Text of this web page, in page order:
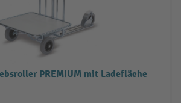
PREMIUM mit Ladefläche